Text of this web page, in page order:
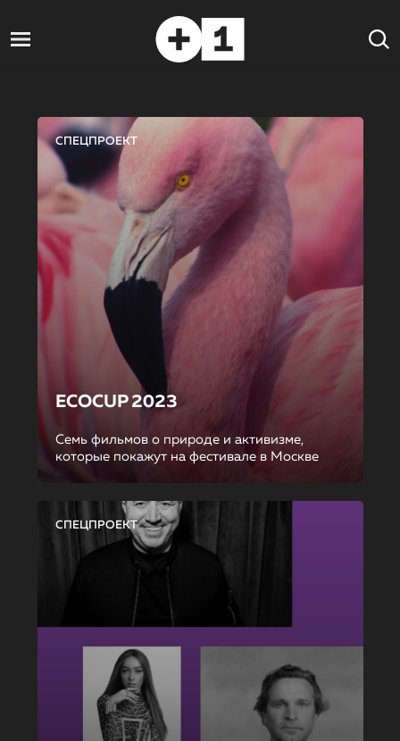
СПЕЦПРОЕКТ
ECOCUP 2023
Семь фильмов о природе и активизме,
которые покажут на фестивале в Москве
СПЕЦПРОЕКТ